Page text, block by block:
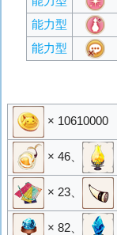
能力型
能力型
× 10610000
× 46、
× 23、
× 82、